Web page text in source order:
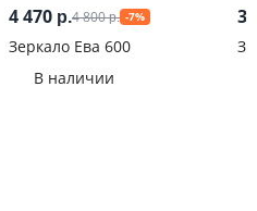
4 470 р.4 800р. -7%
Зеркало Ева 600
В наличии
3